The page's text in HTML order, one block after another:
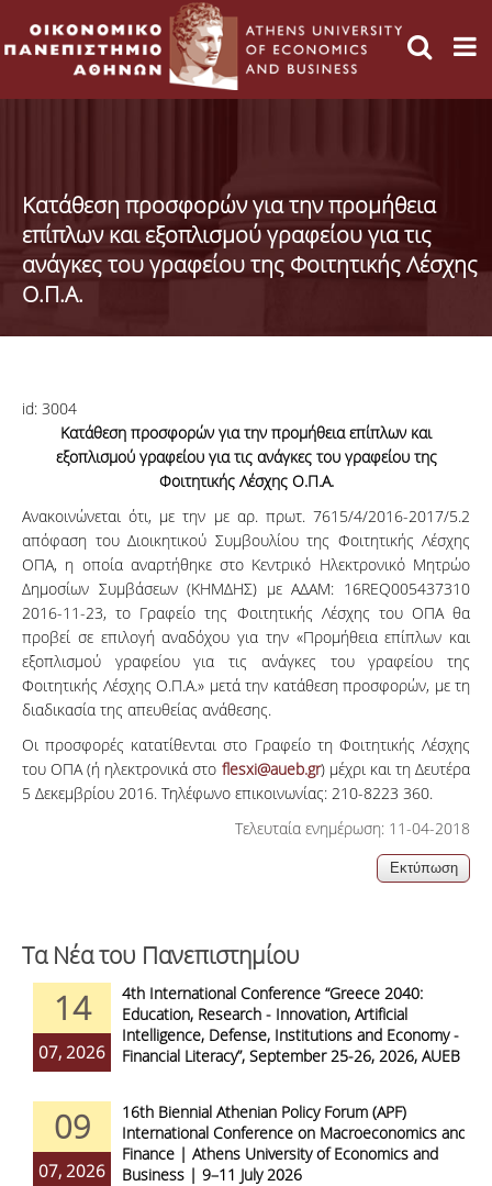
Κατάθεση προσφορών για την προμήθεια
επίπλων και εξοπλισμού γραφείου για τις
ανάγκες του γραφείου της Φοιτητικής Λέσχης
Ο.Π.Α.
id: 3004
Κατάθεση προσφορών για την προμήθεια επίπλων και
εξοπλισμού γραφείου για τις ανάγκες του γραφείου της
Φοιτητικής Λέσχης Ο.Π.Α.
Ανακοινώνεται ότι, με την με αρ. πρωτ. 7615/4/2016-2017/5.2
απόφαση του Διοικητικού Συμβουλίου της Φοιτητικής Λέσχης
ΟΠΑ, η οποία αναρτήθηκε στο Κεντρικό Ηλεκτρονικό Μητρώο
Δημοσίων Συμβάσεων (ΚΗΜΔΗΣ) με ΑΔΑΜ: 16REQ005437310
2016-11-23, το Γραφείο της Φοιτητικής Λέσχης του ΟΠΑ θα
προβεί σε επιλογή αναδόχου για την «Προμήθεια επίπλων και
εξοπλισμού γραφείου για τις ανάγκες του γραφείου της
Φοιτητικής Λέσχης Ο.Π.Α.» μετά την κατάθεση προσφορών, με τη
διαδικασία της απευθείας ανάθεσης.
Οι προσφορές κατατίθενται στο Γραφείο τη Φοιτητικής Λέσχης
του ΟΠΑ (ή ηλεκτρονικά στο flesxi@aueb.gr) μέχρι και τη Δευτέρα
5 Δεκεμβρίου 2016. Τηλέφωνο επικοινωνίας: 210-8223 360.
Τελευταία ενημέρωση: 11-04-2018
Τα Νέα του Πανεπιστημίου
14
07, 2026
4th International Conference “Greece 2040:
Education, Research - Innovation, Artificial
Intelligence, Defense, Institutions and Economy -
Financial Literacy”, September 25-26, 2026, AUEB
09
07, 2026
16th Biennial Athenian Policy Forum (APF)
International Conference on Macroeconomics and
Finance | Athens University of Economics and
Business | 9–11 July 2026